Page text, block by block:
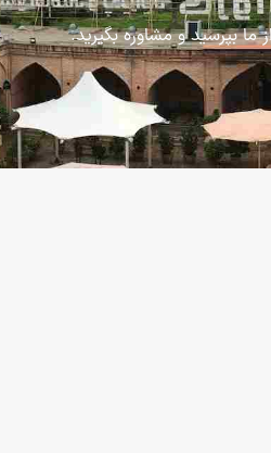
ما بپرسید و مشاوره بگیرید.